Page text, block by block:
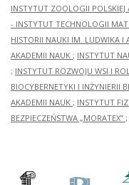
INSTYTUT ZOOLOGII POLSKIEJ
- INSTYTUT TECHNOLOGII
HISTORII NAUKI IM. LUDWIKA I
AKADEMII NAUK ; INSTYTUT
; INSTYTUT ROZWOJU WSI I
BIOCYBERNETYKI I INŻYNIERII
AKADEMII NAUK ; INSTYTUT
BEZPIECZEŃSTWA „MORATEX” ;